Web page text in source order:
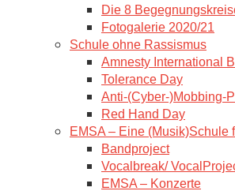
Die 8
Fotogalerie 2020/21
Schule ohne Rassismus
Amnesty International
Tolerance Day
Anti-(Cyber-)Mobbing-
Red Hand Day
EMSA – Eine (Musik)Schule
Bandproject
Vocalbreak/
EMSA – Konzerte